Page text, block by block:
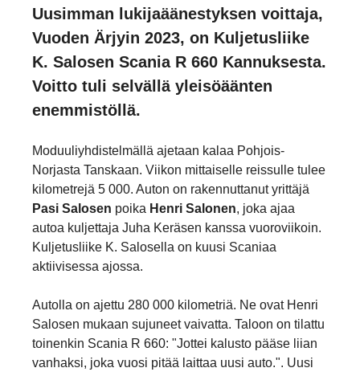
Uusimman lukijaäänestyksen voittaja,
Vuoden Ärjyin 2023, on Kuljetusliike
K. Salosen Scania R 660 Kannuksesta.
Voitto tuli selvällä yleisöäänten
enemmistöllä.
Moduuliyhdistelmällä ajetaan kalaa Pohjois-
Norjasta Tanskaan. Viikon mittaiselle reissulle tulee
kilometrejä 5 000. Auton on rakennuttanut yrittäjä
Pasi Salosen poika Henri Salonen, joka ajaa
autoa kuljettaja Juha Keräsen kanssa vuoroviikoin.
Kuljetusliike K. Salosella on kuusi Scaniaa
aktiivisessa ajossa.
Autolla on ajettu 280 000 kilometriä. Ne ovat Henri
Salosen mukaan sujuneet vaivatta. Taloon on tilattu
toinenkin Scania R 660: "Jottei kalusto pääse liian
vanhaksi, joka vuosi pitää laittaa uusi auto.". Uusi